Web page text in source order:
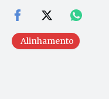
Alinhamento